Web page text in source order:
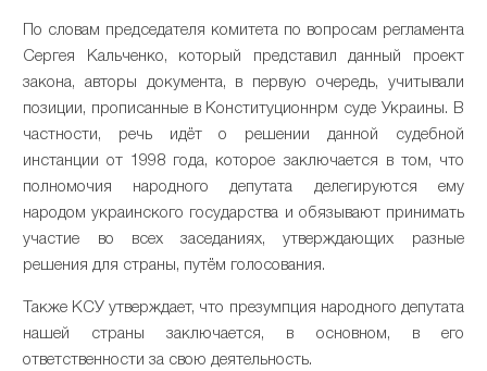
По словам председателя комитета по вопросам регламента
Сергея Кальченко, который представил данный проект
закона, авторы документа, в первую очередь, учитывали
позиции, прописанные в Конституционнрм суде Украины. В
частности, речь идёт о решении данной судебной
инстанции от 1998 года, которое заключается в том, что
полномочия народного депутата делегируются ему
народом украинского государства и обязывают принимать
участие во всех заседаниях, утверждающих разные
решения для страны, путём голосования.
Также КСУ утверждает, что презумпция народного депутата
нашей страны заключается, в основном, в его
ответственности за свою деятельность.